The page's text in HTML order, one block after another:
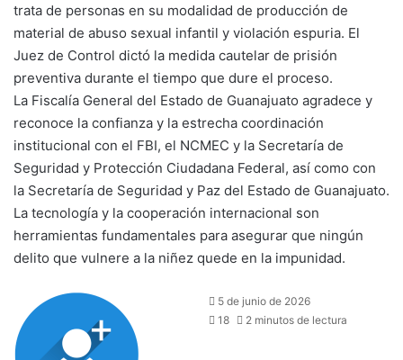
trata de personas en su modalidad de producción de
material de abuso sexual infantil y violación espuria. El
Juez de Control dictó la medida cautelar de prisión
preventiva durante el tiempo que dure el proceso.
La Fiscalía General del Estado de Guanajuato agradece y
reconoce la confianza y la estrecha coordinación
institucional con el FBI, el NCMEC y la Secretaría de
Seguridad y Protección Ciudadana Federal, así como con
la Secretaría de Seguridad y Paz del Estado de Guanajuato.
La tecnología y la cooperación internacional son
herramientas fundamentales para asegurar que ningún
delito que vulnere a la niñez quede en la impunidad.
5 de junio de 2026
18
2 minutos de lectura